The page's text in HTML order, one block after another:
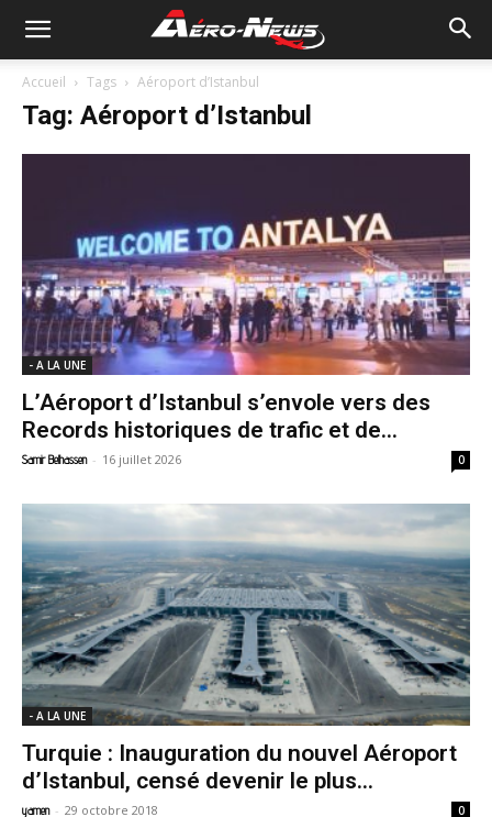
Accueil Tags Aéroport d’Istanbul
Tag: Aéroport d’Istanbul
- A LA UNE
L’Aéroport d’Istanbul s’envole vers des
Records historiques de trafic et de...
Samir Belhassen - 16 juillet 2026 0
- A LA UNE
Turquie : Inauguration du nouvel Aéroport
d’Istanbul, censé devenir le plus...
yamen - 29 octobre 2018 0